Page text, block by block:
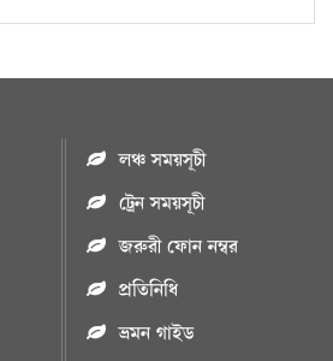
লঞ্চ সময়সূচী
ট্রেন সময়সূচী
জরুরী ফোন নম্বর
প্রতিনিধি
ভ্রমন গাইড